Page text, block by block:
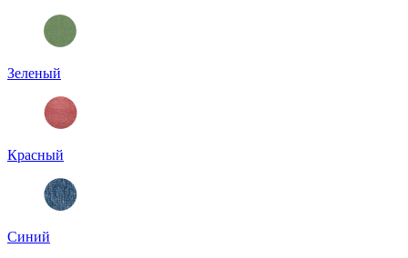
Зеленый
Красный
Синий